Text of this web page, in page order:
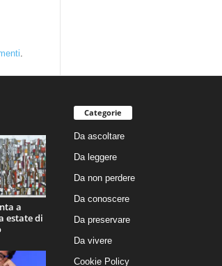
.
a
estate di
Categorie
Da ascoltare
Da leggere
Da non perdere
Da conoscere
Da preservare
Da vivere
Cookie Policy